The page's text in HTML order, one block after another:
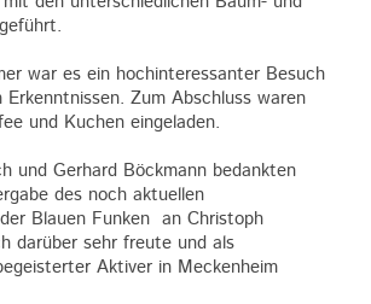
war es ein hochinteressanter Besuch
Erkenntnissen. Zum Abschluss waren
und Kuchen eingeladen.
und Gerhard Böckmann bedankten
des noch aktuellen
Blauen Funken an Christoph
darüber sehr freute und als
Aktiver in Meckenheim